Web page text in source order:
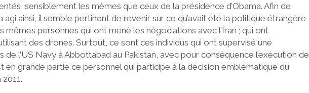
sensiblement les mêmes que ceux de la présidence d’Obama. Afin de
ainsi, il semble pertinent de revenir sur ce qu’avait été la politique étrangère
mêmes personnes qui ont mené les négociations avec l’Iran ; qui ont
des drones. Surtout, ce sont ces individus qui ont supervisé une
l’US Navy à Abbottabad au Pakistan, avec pour conséquence l’exécution de
en grande partie ce personnel qui participe à la décision emblématique du